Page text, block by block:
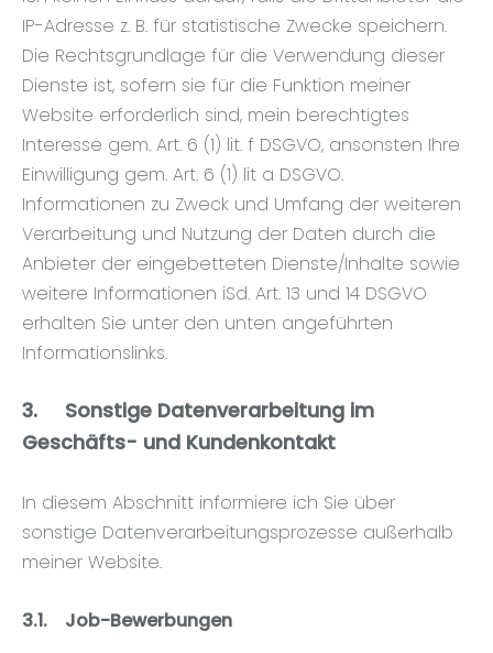
IP-Adresse z. B. für statistische Zwecke speichern.
Die Rechtsgrundlage für die Verwendung dieser
Dienste ist, sofern sie für die Funktion meiner
Website erforderlich sind, mein berechtigtes
Interesse gem. Art. 6 (1) lit. f DSGVO, ansonsten Ihre
Einwilligung gem. Art. 6 (1) lit a DSGVO.
Informationen zu Zweck und Umfang der weiteren
Verarbeitung und Nutzung der Daten durch die
Anbieter der eingebetteten Dienste/Inhalte sowie
weitere Informationen iSd. Art. 13 und 14 DSGVO
erhalten Sie unter den unten angeführten
Informationslinks.
3. Sonstige Datenverarbeitung im
Geschäfts- und Kundenkontakt
In diesem Abschnitt informiere ich Sie über
sonstige Datenverarbeitungsprozesse außerhalb
meiner Website.
3.1. Job-Bewerbungen